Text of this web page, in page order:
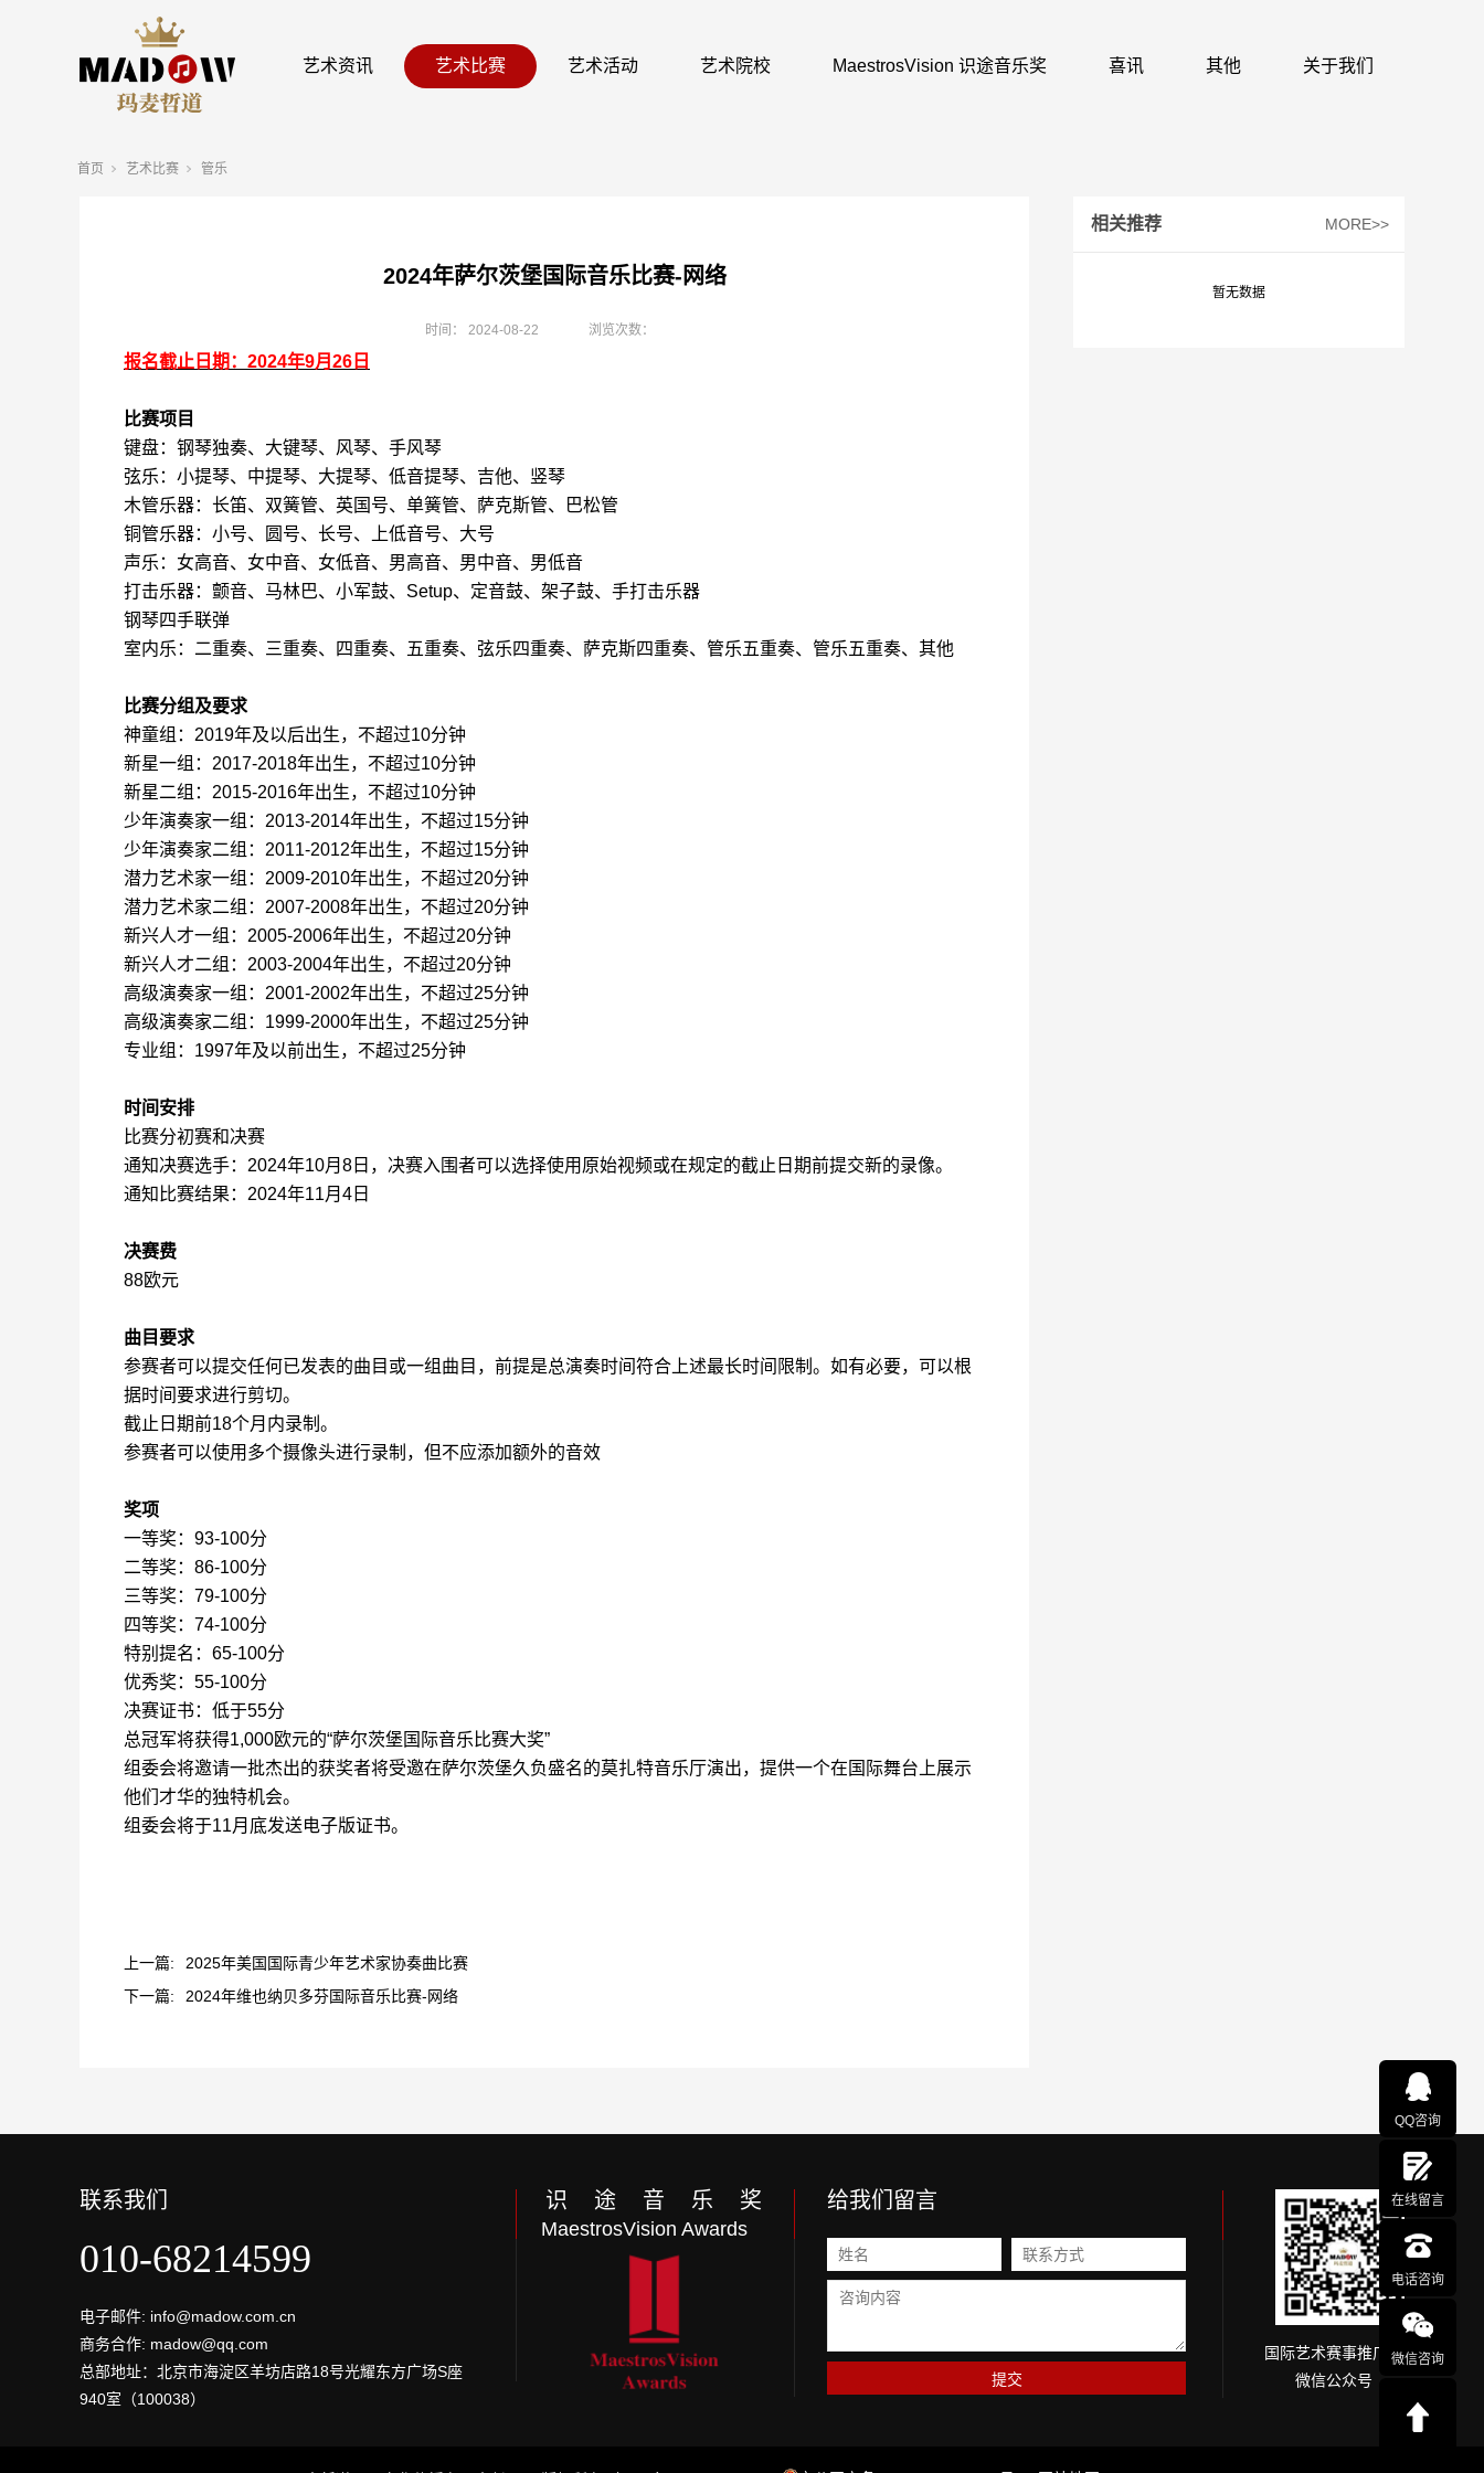
艺术资讯 艺术比赛 艺术活动 艺术院校 MaestrosVision 识途音乐奖 喜讯 其他 关于我们
首页 艺术比赛 管乐
2024年萨尔茨堡国际音乐比赛-网络
时间： 2024-08-22 浏览次数：
报名截止日期： 2024年9月 26 日
比赛项目
键盘：钢琴独奏、大键琴、风琴、手风琴
弦乐：小提琴、中提琴、大提琴、低音提琴、吉他、竖琴
木管乐器：长笛、双簧管、英国号、单簧管、萨克斯管、巴松管
铜管乐器：小号、圆号、长号、上低音号、大号
声乐：女高音、女中音、女低音、男高音、男中音、男低音
打击乐器：颤音、马林巴、小军鼓、 Setup、定音鼓、架子鼓、手打击乐器
钢琴四手联弹
室内乐：二重奏、三重奏、四重奏、五重奏、弦乐四重奏、萨克斯四重奏、管乐五重奏、管乐五重奏、其他
比赛分组及要求
神童组： 2019年及以后出生，不超过10分钟
新星一组： 2017-2018年出生，不超过10分钟
新星二组： 2015-2016年出生，不超过10分钟
少年演奏家一组： 2013-2014年出生，不超过15分钟
少年演奏家二组： 2011-2012年出生，不超过15分钟
潜力艺术家一组： 2009-2010年出生，不超过20分钟
潜力艺术家二组： 2007-2008年出生，不超过20分钟
新兴人才一组： 2005-2006年出生，不超过20分钟
新兴人才二组： 2003-2004年出生，不超过20分钟
高级演奏家一组： 2001-2002年出生，不超过25分钟
高级演奏家二组： 1999-2000年出生，不超过25分钟
专业组： 1997年及以前出生，不超过25分钟
时间安排
比赛分初赛和决赛
通知决赛选手： 2024年10月 8 日，决赛入围者可以选择使用原始视频或在规定的截止日期前提交新的录像。
通知比赛结果： 2024年11月 4 日
决赛费
88欧元
曲目要求
参赛者可以提交任何已发表的曲目 或一组曲目 ，前提是总演奏时间符合上述最长时间限制。如有必要，可以根
据时间要求进行剪切。
截止日期前18个月内录制。
参赛者可以使用多个摄像头进行录制，但不应添加额外的音效
奖项
一等奖： 93-100分
二等奖： 86-100分
三等奖： 79-100分
四等奖： 74-100分
特别提名： 65-100分
优秀奖： 55-100分
决赛证书：低于55分
总冠军将获得1,000欧元的“萨尔茨堡国际音乐比赛大奖”
组委会将邀请一批杰出的获奖者将受邀在萨尔茨堡久负盛名的莫扎特音乐厅演出，提供一个在国际舞台上展示
他们才华的独特机会。
组委会将于11月底发送电子版证书。
上一篇:
2025年美国国际青少年艺术家协奏曲比赛
下一篇:
2024年维也纳贝多芬国际音乐比赛-网络
相关推荐 MORE>>
暂无数据
联系我们
010-68214599
电子邮件: info@madow.com.cn
商务合作: madow@qq.com
总部地址：北京市海淀区羊坊店路18号光耀东方广场S座
940室（100038）
识 途 音 乐 奖
MaestrosVision Awards
给我们留言
国际艺术赛事推广网
微信公众号
QQ咨询
在线留言
电话咨询
微信咨询